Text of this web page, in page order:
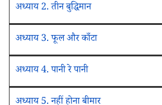
अध्याय 2. तीन बुद्धिमान
अध्याय 3. फूल और काँटा
अध्याय 4. पानी रे पानी